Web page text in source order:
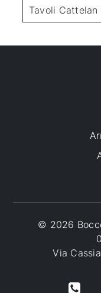
Tavoli Cattelan
© 2026
Via